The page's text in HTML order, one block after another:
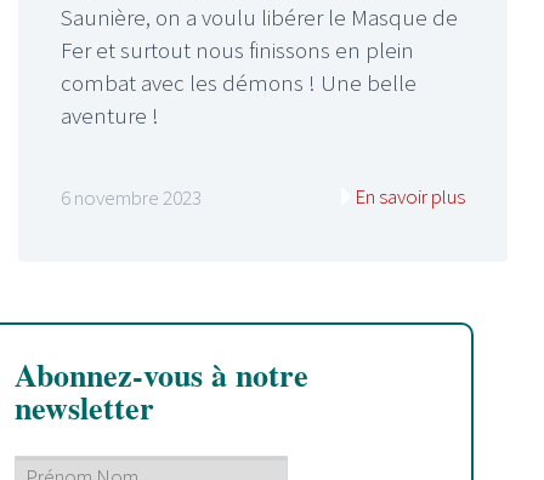
Saunière, on a voulu libérer le Masque de
Fer et surtout nous finissons en plein
combat avec les démons ! Une belle
aventure !
6 novembre 2023 En savoir plus
Abonnez-vous à notre
newsletter